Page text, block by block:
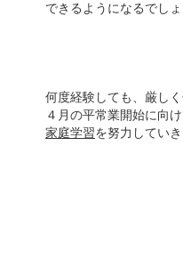
できるようになるでしょ
何度経験しても、厳しく
４月の平常業開始に向
家庭学習を努力していき